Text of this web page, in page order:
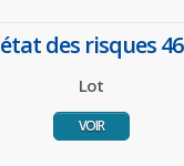
état des risques 46
Lot
VOIR